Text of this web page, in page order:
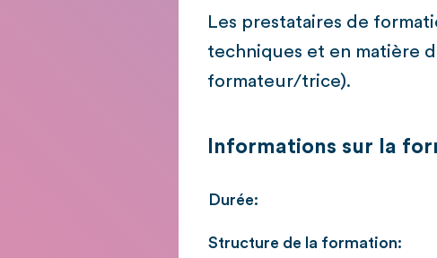
Les prestataires de
techniques et en matière
formateur/trice).
Informations sur la
Durée:
Structure de la formation: